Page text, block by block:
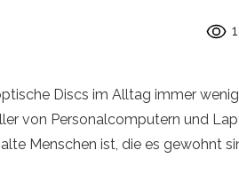
Discs im Alltag immer
von Personalcomputern und
Menschen ist, die es gewohnt